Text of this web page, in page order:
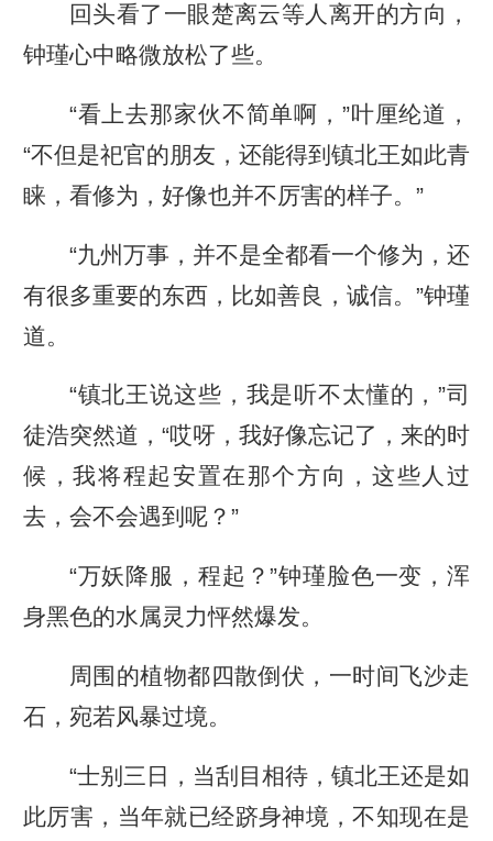
回头看了一眼楚离云等人离开的方向，
钟瑾心中略微放松了些。
“看上去那家伙不简单啊，”叶厘纶道，
“不但是祀官的朋友，还能得到镇北王如此青
睐，看修为，好像也并不厉害的样子。”
“九州万事，并不是全都看一个修为，还
有很多重要的东西，比如善良，诚信。”钟瑾
道。
“镇北王说这些，我是听不太懂的，”司
徒浩突然道，“哎呀，我好像忘记了，来的时
候，我将程起安置在那个方向，这些人过
去，会不会遇到呢？”
“万妖降服，程起？”钟瑾脸色一变，浑
身黑色的水属灵力怦然爆发。
周围的植物都四散倒伏，一时间飞沙走
石，宛若风暴过境。
“士别三日，当刮目相待，镇北王还是如
此厉害，当年就已经跻身神境，不知现在是